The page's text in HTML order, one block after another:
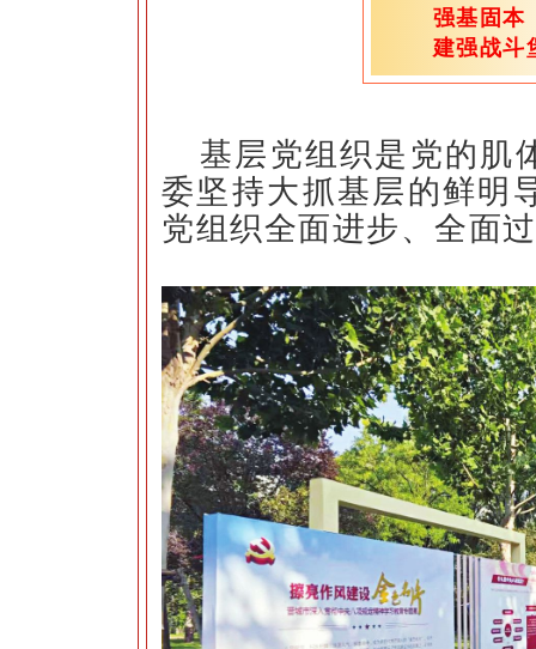
强基
建强战斗
基层党组织是党的肌
委坚持大抓基层的鲜明
党组织全面进步、全面